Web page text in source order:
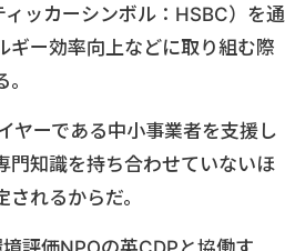
ッカーシンボル：HSBC）を通
ギー効率向上などに取り組む際
ヤーである中小事業者を支援し
門知識を持ち合わせていないほ
れるからだ。